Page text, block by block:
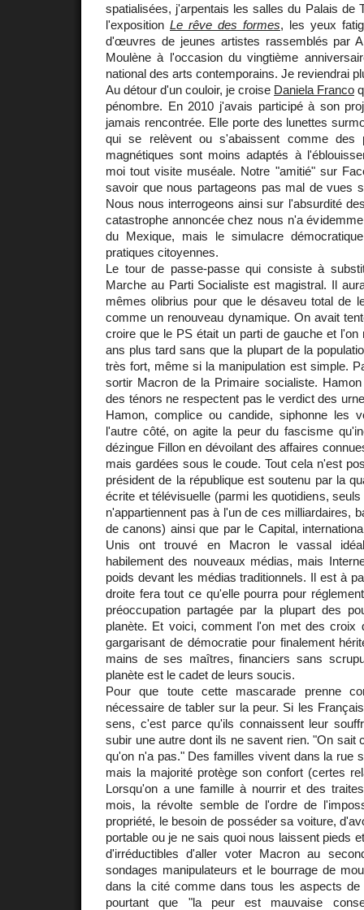
spatialisées, j'arpentais les salles du Palais de
l'exposition Le rêve des formes, les yeux
d'œuvres de jeunes artistes rassemblés par
Moulène à l'occasion du vingtième
national des arts contemporains. Je reviendrai
Au détour d'un couloir, je croise Daniela Franco
pénombre. En 2010 j'avais participé à son
jamais rencontrée. Elle porte des lunettes
qui se relèvent ou s'abaissent comme des
magnétiques sont moins adaptés à
moi tout visite muséale. Notre "amitié" sur
savoir que nous partageons pas mal de vues
Nous nous interrogeons ainsi sur l'absurdité
catastrophe annoncée chez nous n'a
du Mexique, mais le simulacre
pratiques citoyennes.
Le tour de passe-passe qui consiste à
Marche au Parti Socialiste est magistral. Il
mêmes olibrius pour que le désaveu total de
comme un renouveau dynamique. On avait
croire que le PS était un parti de gauche et l'on
ans plus tard sans que la plupart de la
très fort, même si la manipulation est simple.
sortir Macron de la Primaire socialiste.
des ténors ne respectent pas le verdict des
Hamon, complice ou candide, siphonne les
l'autre côté, on agite la peur du fascisme
dézingue Fillon en dévoilant des affaires
mais gardées sous le coude. Tout cela n'est
président de la république est soutenu par la
écrite et télévisuelle (parmi les quotidiens,
n'appartiennent pas à l'un de ces milliardaires,
de canons) ainsi que par le Capital,
Unis ont trouvé en Macron le vassal
habilement des nouveaux médias, mais
poids devant les médias traditionnels. Il est à
droite fera tout ce qu'elle pourra pour
préoccupation partagée par la plupart des
planète. Et voici, comment l'on met des croix
gargarisant de démocratie pour finalement
mains de ses maîtres, financiers sans
planète est le cadet de leurs soucis.
Pour que toute cette mascarade prenne
nécessaire de tabler sur la peur. Si les
sens, c'est parce qu'ils connaissent leur
subir une autre dont ils ne savent rien. "On sait
qu'on n'a pas." Des familles vivent dans la rue
mais la majorité protège son confort (certes
Lorsqu'on a une famille à nourrir et des
mois, la révolte semble de l'ordre de
propriété, le besoin de posséder sa voiture,
portable ou je ne sais quoi nous laissent pieds
d'irréductibles d'aller voter Macron au
sondages manipulateurs et le bourrage de
dans la cité comme dans tous les aspects
pourtant que "la peur est mauvaise